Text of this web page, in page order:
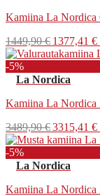
Kamiina La Nordica
1449,90€
hinta
1449,90 €.
1377,41 €
-5%
La Nordica
Kamiina La Nordica
3489,90€
hinta
3489,90 €.
3315,41 €
-5%
La Nordica
Kamiina La Nordica